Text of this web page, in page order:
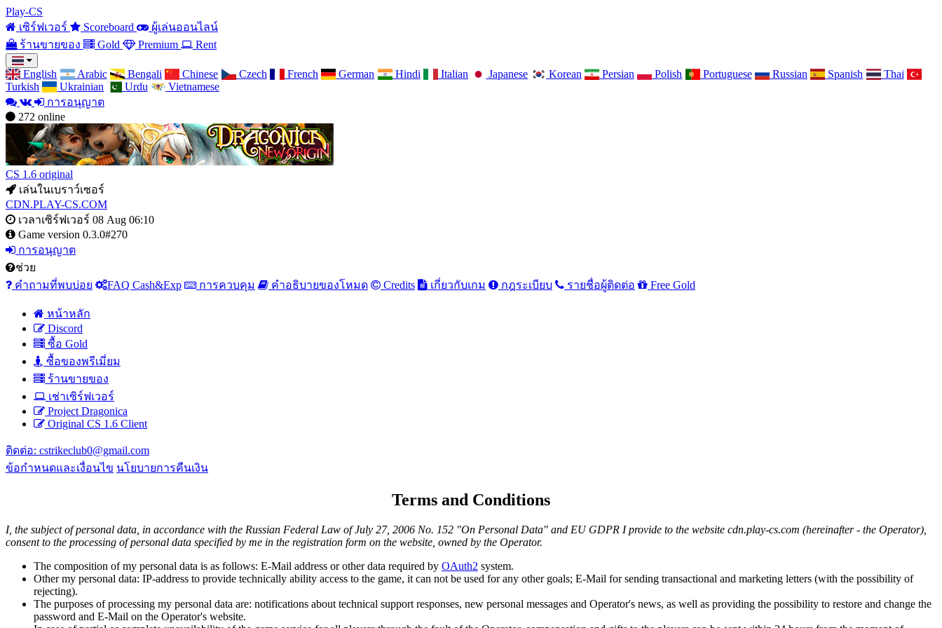
Play-CS
เซิร์ฟเวอร์
Scoreboard
ผู้เล่นออนไลน์
ร้านขายของ
Gold Premium Rent
English Arabic Bengali Chinese Czech French German Hindi Italian Japanese Korean Persian Polish Portuguese Russian Spanish
Thai
Turkish
Ukrainian Urdu
Vietnamese
การอนุญาต
272 online
CS 1.6 original
เล่นในเบราว์เซอร์
CDN.PLAY-CS.COM
เวลาเซิร์ฟเวอร์ 08 Aug 06:10
Game version 0.3.0#270
การอนุญาต
ช่วย
คำถามที่พบบ่อย
FAQ Cash&Exp การควบคุม คำอธิบายของโหมด Credits เกี่ยวกับเกม กฎระเบียบ รายชื่อผู้ติดต่อ Free Gold
หน้าหลัก
Discord
ซื้อ Gold
ซื้อของพรีเมี่ยม
ร้านขายของ
เช่าเซิร์ฟเวอร์
Project Dragonica
Original CS 1.6 Client
ติดต่อ: cstrikeclub0@gmail.com
ข้อกำหนดและเงื่อนไข นโยบายการคืนเงิน
Terms and Conditions
I, the subject of personal data, in accordance with the Russian Federal Law of July 27, 2006 No. 152 "On Personal Data" and EU GDPR I provide to the website cdn.play-cs.com (hereinafter - the Operator),
consent to the processing of personal data specified by me in the registration form on the website, owned by the Operator.
The composition of my personal data is as follows: E-Mail address or other data required by OAuth2 system.
Other my personal data: IP-address to provide technically ability access to the game, it can not be used for any other goals; E-Mail for sending transactional and marketing letters (with the possibility of
rejecting).
The purposes of processing my personal data are: notifications about technical support responses, new personal messages and Operator's news, as well as providing the possibility to restore and change the
password and E-Mail on the Operator's website.